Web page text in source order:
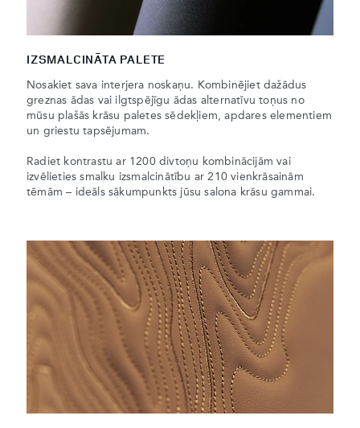
IZSMALCINĀTA PALETE
Nosakiet sava interjera noskaņu. Kombinējiet dažādus
greznas ādas vai ilgtspējīgu ādas alternatīvu toņus no
mūsu plašās krāsu paletes sēdekļiem, apdares elementiem
un griestu tapsējumam.
Radiet kontrastu ar 1200 divtoņu kombinācijām vai
izvēlieties smalku izsmalcinātību ar 210 vienkrāsainām
tēmām – ideāls sākumpunkts jūsu salona krāsu gammai.